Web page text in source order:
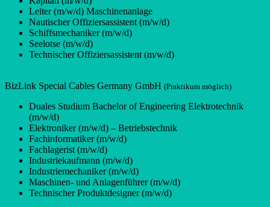
Leiter (m/w/d) Maschinenanlage
Nautischer Offiziersassistent (m/w/d)
Schiffsmechaniker (m/w/d)
Seelotse (m/w/d)
Technischer Offiziersassistent (m/w/d)
BizLink Special Cables Germany GmbH (Praktikum möglich)
Duales Studium Bachelor of Engineering Elektrotechnik
(m/w/d)
Elektroniker (m/w/d) – Betriebstechnik
Fachinformatiker (m/w/d)
Fachlagerist (m/w/d)
Industriekaufmann (m/w/d)
Industriemechaniker (m/w/d)
Maschinen- und Anlagenführer (m/w/d)
Technischer Produktdesigner (m/w/d)